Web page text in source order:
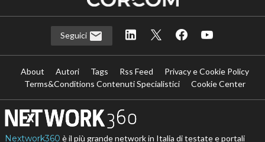
Seguici
About Autori Tags Rss Feed
Privacy e Cookie Policy
Terms&Conditions Contenuti Specialistici
Cookie Center
Nextwork360 è il più grande network in Italia di testate e portali